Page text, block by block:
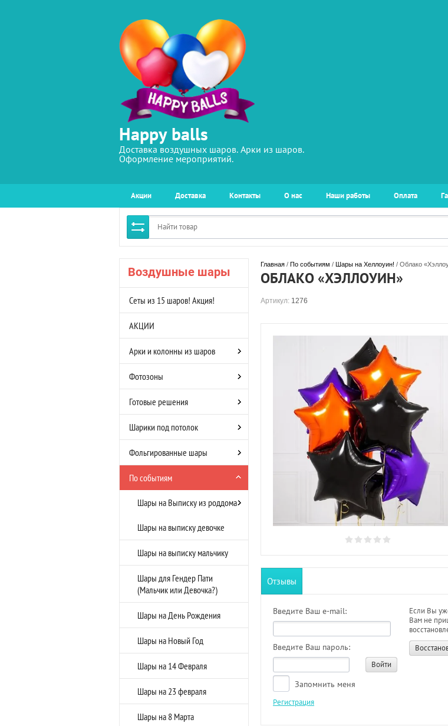
Happy balls
Доставка воздушных шаров. Арки из шаров.
Оформление мероприятий.
Акции Доставка Контакты О нас Наши работы Оплата
Воздушные шары
Сеты из 15 шаров! Акция!
АКЦИИ
Арки и колонны из шаров
Фотозоны
Готовые решения
Шарики под потолок
Фольгированные шары
По событиям
Шары на Выписку из роддома
Шары на выписку девочке
Шары на выписку мальчику
Шары для Гендер Пати
(Мальчик или Девочка?)
Шары на День Рождения
Шары на Новый Год
Шары на 14 Февраля
Шары на 23 февраля
Шары на 8 Марта
Главная / По событиям / Шары на Хеллоуин! / Облако
ОБЛАКО «ХЭЛЛОУИН»
Артикул: 1276
Отзывы
Введите Ваш e-mail:
Введите Ваш пароль:
Войти
Запомнить меня
Регистрация
Если Вы
Вам не